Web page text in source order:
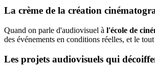
La crème de la création
Quand on parle d'audiovisuel à l'école de
des événements en conditions réelles, et le
Les projets audiovisuels qui